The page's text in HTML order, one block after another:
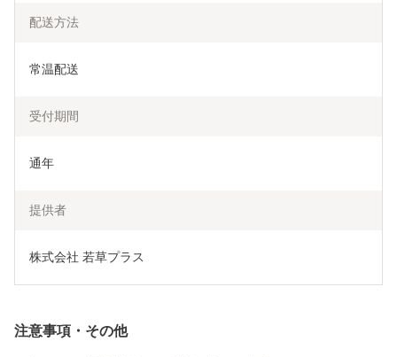
配送方法
常温配送
受付期間
通年
提供者
株式会社 若草プラス
注意事項・その他